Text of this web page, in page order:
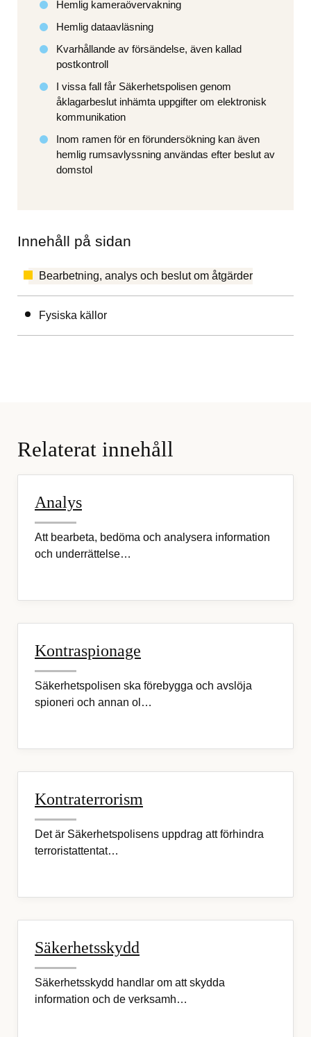
Hemlig kameraövervakning
Hemlig dataavläsning
Kvarhållande av försändelse, även kallad
postkontroll
I vissa fall får Säkerhetspolisen genom
åklagarbeslut inhämta uppgifter om elektronisk
kommunikation
Inom ramen för en förundersökning kan även
hemlig rumsavlyssning användas efter beslut av
domstol
Innehåll på sidan
Bearbetning, analys och beslut om åtgärder
Fysiska källor
Relaterat innehåll
Analys
Att bearbeta, bedöma och analysera information
och underrättelse…
Kontraspionage
Säkerhetspolisen ska förebygga och avslöja
spioneri och annan ol…
Kontraterrorism
Det är Säkerhetspolisens uppdrag att förhindra
terroristattentat…
Säkerhetsskydd
Säkerhetsskydd handlar om att skydda
information och de verksamh…